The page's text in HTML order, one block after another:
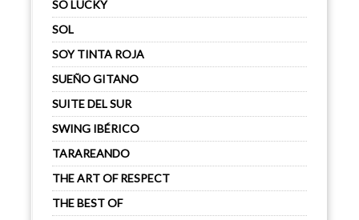
SO LUCKY
SOL
SOY TINTA ROJA
SUEÑO GITANO
SUITE DEL SUR
SWING IBÉRICO
TARAREANDO
THE ART OF RESPECT
THE BEST OF